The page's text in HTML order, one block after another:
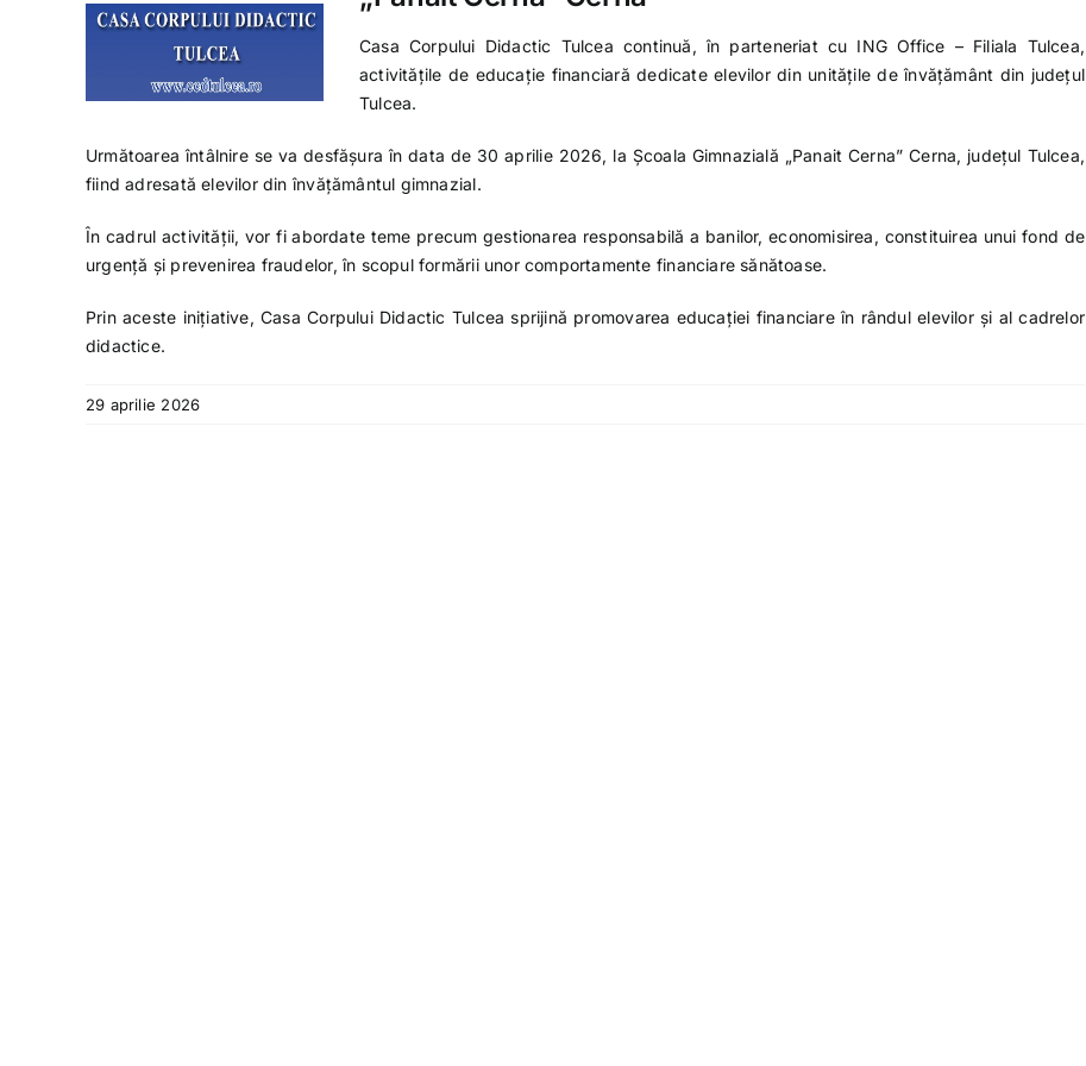
Casa Corpului Didactic Tulcea continuă, în parteneriat cu ING Office – Filiala Tulcea,
activitățile de educație financiară dedicate elevilor din unitățile de învățământ din județul
Tulcea.
Următoarea întâlnire se va desfășura în data de 30 aprilie 2026, la Școala Gimnazială „Panait Cerna” Cerna, județul Tulcea,
fiind adresată elevilor din învățământul gimnazial.
În cadrul activității, vor fi abordate teme precum gestionarea responsabilă a banilor, economisirea, constituirea unui fond de
urgență și prevenirea fraudelor, în scopul formării unor comportamente financiare sănătoase.
Prin aceste inițiative,Casa Corpului Didactic Tulcea sprijină promovarea educației financiare în rândul elevilor și al cadrelor
didactice.
29 aprilie 2026